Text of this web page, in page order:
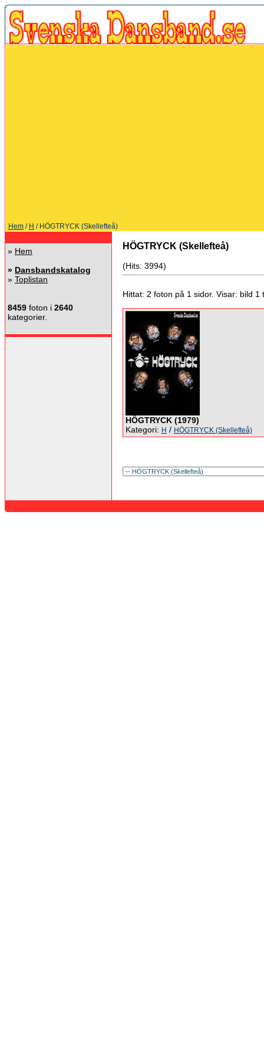
Hem / H / HÖGTRYCK (Skellefteå)
» Hem
» Dansbandskatalog
» Toplistan
8459 foton i 2640
kategorier.
HÖGTRYCK (Skellefteå)
(Hits: 3994)
Hittat: 2 foton på 1 sidor. Visar: bild 1
HÖGTRYCK (1979)
Kategori: H / HÖGTRYCK (Skellefteå)